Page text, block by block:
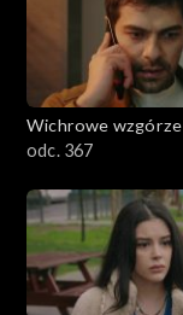
Wichrowe wzgórze
odc. 367